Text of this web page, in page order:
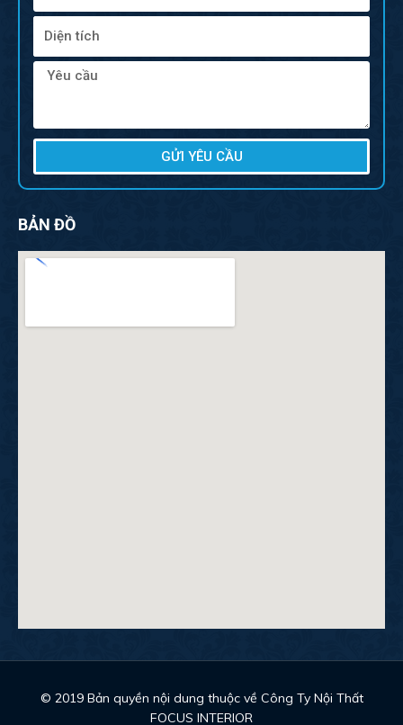
GỬI YÊU CẦU
BẢN ĐỒ
© 2019 Bản quyền nội dung thuộc về Công Ty Nội Thất
FOCUS INTERIOR